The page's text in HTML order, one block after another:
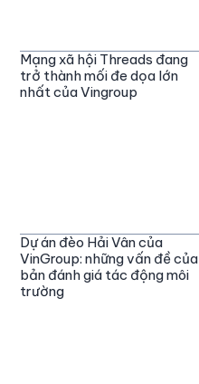
Mạng xã hội Threads đang
trở thành mối đe dọa lớn
nhất của Vingroup
Dự án đèo Hải Vân của
VinGroup: những vấn đề của
bản đánh giá tác động môi
trường